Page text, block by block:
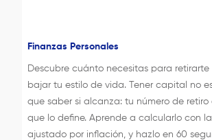
Finanzas Personales
Descubre cuánto necesitas para retirarte
bajar tu estilo de vida. Tener capital no
que saber si alcanza: tu número de retiro
que lo define. Aprende a calcularlo con la
ajustado por inflación, y hazlo en 60